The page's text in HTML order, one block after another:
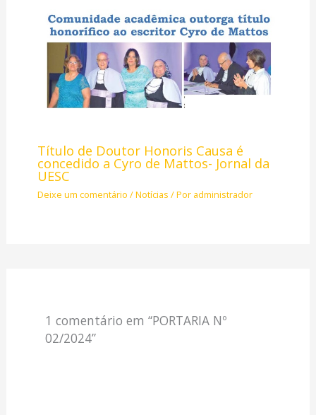
Título de Doutor Honoris Causa é
concedido a Cyro de Mattos- Jornal da
UESC
Deixe um comentário /Notícias / Por administrador
1 comentário em “PORTARIA Nº
02/2024”